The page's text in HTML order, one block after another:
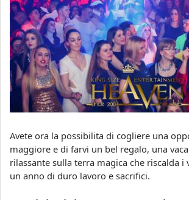
Avete ora la possibilita di cogliere una
maggiore e di farvi un bel regalo, una
rilassante sulla terra magica che riscalda
un anno di duro lavoro e sacrifici.